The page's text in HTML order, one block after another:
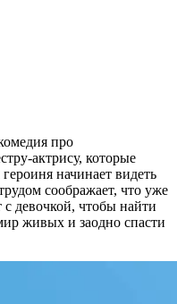
про
актрису, которые
начинает видеть
соображает, что уже
девочкой, чтобы найти
живых и заодно спасти